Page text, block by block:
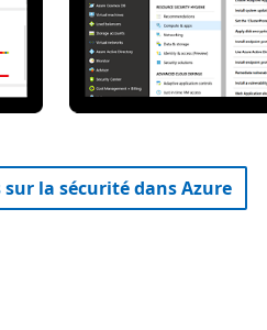
sur la sécurité dans Azure